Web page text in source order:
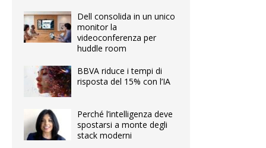
Dell consolida in un unico
monitor la
videoconferenza per
huddle room
BBVA riduce i tempi di
risposta del 15% con l’IA
Perché l’intelligenza deve
spostarsi a monte degli
stack moderni